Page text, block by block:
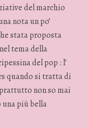
del marchio
nota un po’
stata proposta
tema della
del pop : l’
quando si tratta di
non so mai
una più bella